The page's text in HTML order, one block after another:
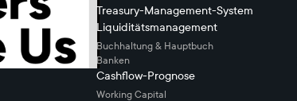
Treasury-Management-System
Liquiditätsmanagement
Buchhaltung & Hauptbuch
Banken
Cashflow-Prognose
Working Capital